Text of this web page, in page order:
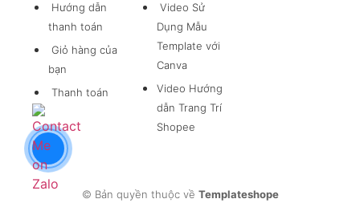
Hướng dẫn
thanh toán
Giỏ hàng của
bạn
Thanh toán
Video Sử
Dụng Mẫu
Template với
Canva
Video Hướng
dẫn Trang Trí
Shopee
© Bản quyền thuộc về Templateshope